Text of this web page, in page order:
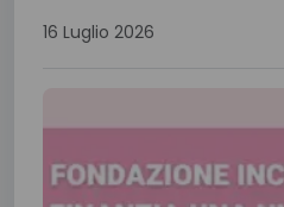
16 Luglio 2026